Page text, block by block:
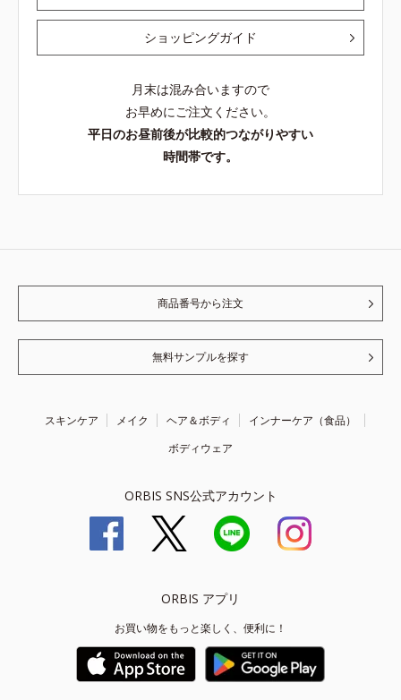
ショッピングガイド
月末は混み合いますので
お早めにご注文ください。
平日のお昼前後が比較的つながりやすい
時間帯です。
商品番号から注文
無料サンプルを探す
スキンケア メイク ヘア＆ボディ
インナーケア（食品）
ボディウェア
ORBIS SNS公式アカウント
ORBIS アプリ
お買い物をもっと楽しく、便利に！